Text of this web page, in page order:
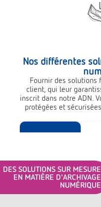
DES SOLUTIONS SUR MESURE
EN MATIÈRE D'ARCHIVAGE
NUMÉRIQUE